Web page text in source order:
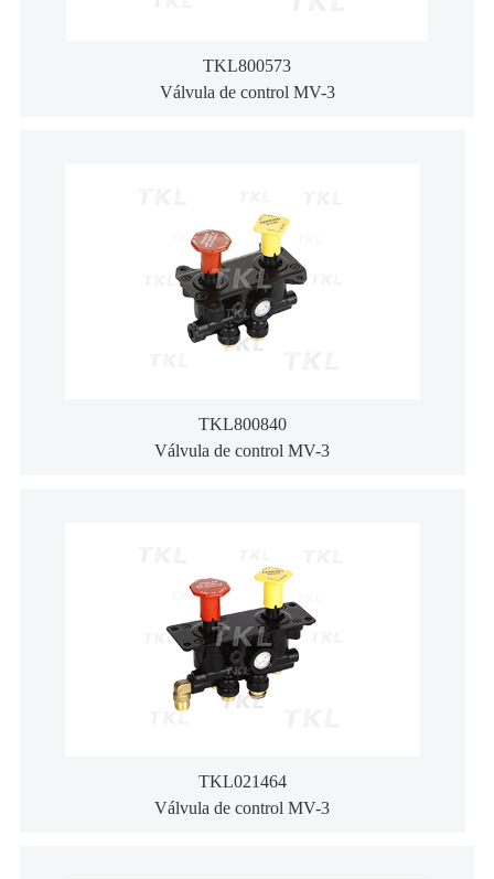
TKL800573
Válvula de control MV-3
TKL800840
Válvula de control MV-3
TKL021464
Válvula de control MV-3